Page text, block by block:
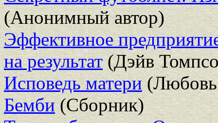
(Анонимный автор)
Эффективное
на результат(Дэйв
Исповедь матери(Любовь
Бемби(Сборник)